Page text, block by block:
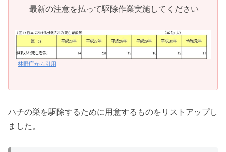
最新の注意を払って駆除作業実施してください
林野庁から引用
ハチの巣を駆除するために用意するものをリストアップし
ました。